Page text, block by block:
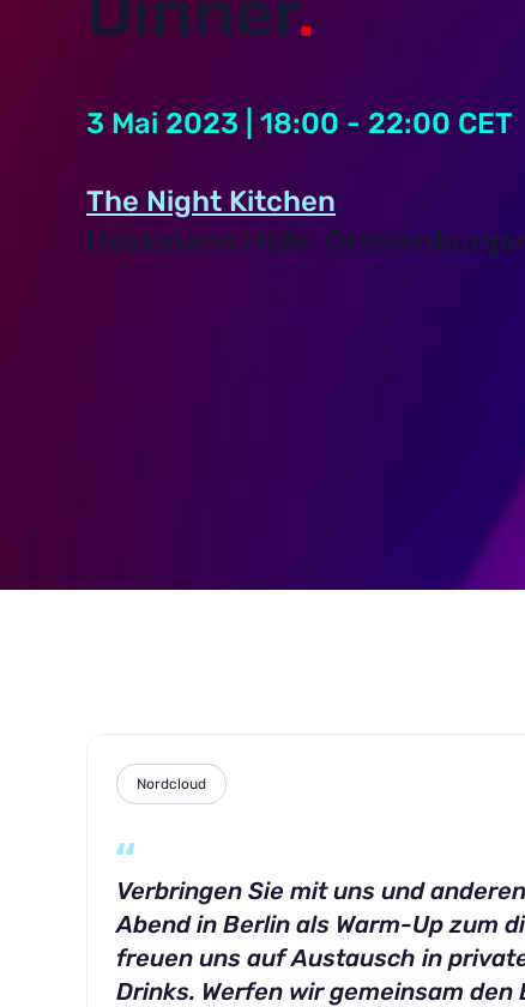
3 Mai 2023 | 18:00 - 22:00 CET
The Night Kitchen
Heckmann Höfe,
Nordcloud
Verbringen Sie mit uns und
Abend in Berlin als Warm-Up zum
freuen uns auf Austausch in
Drinks. Werfen wir gemeinsam